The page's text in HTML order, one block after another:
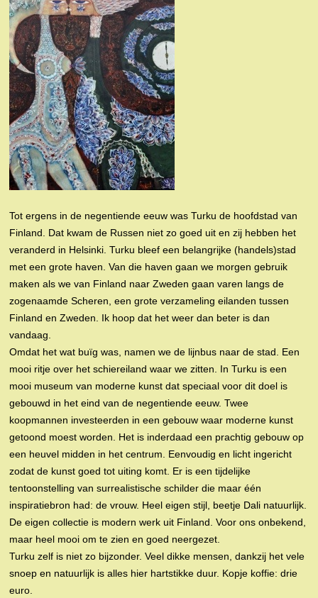
Tot ergens in de negentiende eeuw was Turku de hoofdstad van
Finland. Dat kwam de Russen niet zo goed uit en zij hebben het
veranderd in Helsinki. Turku bleef een belangrijke (handels)stad
met een grote haven. Van die haven gaan we morgen gebruik
maken als we van Finland naar Zweden gaan varen langs de
zogenaamde Scheren, een grote verzameling eilanden tussen
Finland en Zweden. Ik hoop dat het weer dan beter is dan
vandaag.
Omdat het wat buïg was, namen we de lijnbus naar de stad. Een
mooi ritje over het schiereiland waar we zitten. In Turku is een
mooi museum van moderne kunst dat speciaal voor dit doel is
gebouwd in het eind van de negentiende eeuw. Twee
koopmannen investeerden in een gebouw waar moderne kunst
getoond moest worden. Het is inderdaad een prachtig gebouw op
een heuvel midden in het centrum. Eenvoudig en licht ingericht
zodat de kunst goed tot uiting komt. Er is een tijdelijke
tentoonstelling van surrealistische schilder die maar één
inspiratiebron had: de vrouw. Heel eigen stijl, beetje Dali natuurlijk.
De eigen collectie is modern werk uit Finland. Voor ons onbekend,
maar heel mooi om te zien en goed neergezet.
Turku zelf is niet zo bijzonder. Veel dikke mensen, dankzij het vele
snoep en natuurlijk is alles hier hartstikke duur. Kopje koffie: drie
euro.